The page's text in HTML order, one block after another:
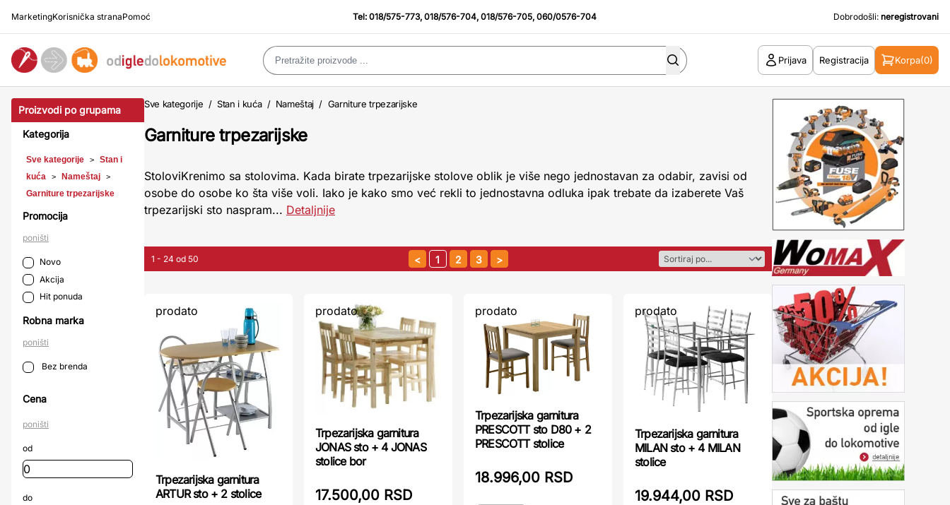
MarketingKorisnička stranaPomoć Tel:018/575-773,018/576-704,018/576-705,060/0576-704 Dobrodošli: neregistrovani
Prijava Registracija Korpa(0)
Proizvodi po grupama
Kategorija
Sve kategorije >
Stan i
kuća
> Nameštaj >
Garniture trpezarijske
Promocija
poništi
Novo
Akcija
Hit ponuda
Robna marka
poništi
Bez brenda
Cena
poništi
od
do
Sve kategorije / Stan i kuća / Nameštaj / Garniture trpezarijske
Garniture trpezarijske
StoloviKrenimo sa stolovima. Kada birate trpezarijske stolove oblik je više nego jednostavan za odabir, zavisi od
osobe do osobe ko šta više voli. Iako je kako smo već rekli to jednostavna odluka ipak trebate da izaberete Vaš
trpezarijski sto naspram... Detaljnije
1 - 24 od 50 1 2 3
prodato
Trpezarijska garnitura
ARTUR sto + 2 stolice
prodato
Trpezarijska garnitura
JONAS sto + 4 JONAS
stolice bor
17.500,00 RSD
prodato
Trpezarijska garnitura
PRESCOTT sto D80 + 2
PRESCOTT stolice
18.996,00 RSD
prodato
Trpezarijska garnitura
MILAN sto + 4 MILAN
stolice
19.944,00 RSD